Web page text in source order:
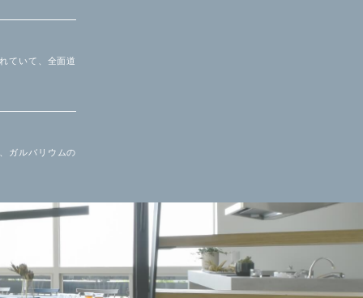
いて、全面道
ガルバリウムの